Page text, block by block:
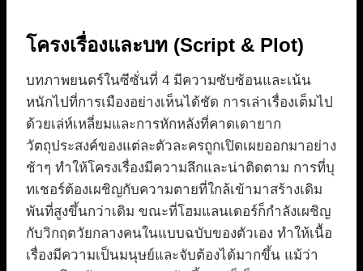
โครงเรื่องและบท (Script & Plot)
บทภาพยนตร์ในซีซั่นที่ 4 มีความซับซ้อนและเน้น
หนักไปที่การเมืองอย่างเห็นได้ชัด การเล่าเรื่องเต็มไป
ด้วยเล่ห์เหลี่ยมและการหักหลังที่คาดเดายาก
วัตถุประสงค์ของแต่ละตัวละครถูกเปิดเผยออกมาอย่าง
ช้าๆ ทำให้โครงเรื่องมีความลึกและน่าติดตาม การที่บุ
ทเชอร์ต้องเผชิญกับความตายที่ใกล้เข้ามาสร้างเดิม
พันที่สูงขึ้นกว่าเดิม ขณะที่โฮมแลนเดอร์ก็กำลังเผชิญ
กับวิกฤตวัยกลางคนในแบบฉบับของตัวเอง ทำให้เนื้อ
เรื่องมีความเป็นมนุษย์และจับต้องได้มากขึ้น แม้ว่า